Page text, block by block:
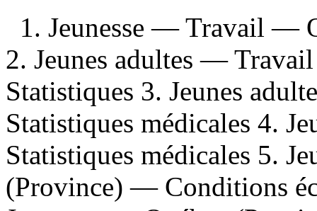
1. Jeunesse — Travail —
2. Jeunes adultes —
Statistiques 3. Jeunes
Statistiques médicales 4.
Statistiques médicales 5.
(Province) — Conditions